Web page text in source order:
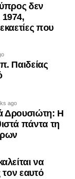
δεν
που
Παιδείας
ago
Δρουσιώτη: Η
πάντα τη
να
τον εαυτό